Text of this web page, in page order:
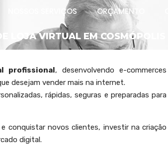
NOSSOS SERVIÇOS ORÇAMENTO
LOJA VIRTUAL EM COSMÓPOLIS
profissional, desenvolvendo e-commerces
desejam vender mais na internet.
rápidas, seguras e preparadas para
conquistar novos clientes, investir na criação
digital.